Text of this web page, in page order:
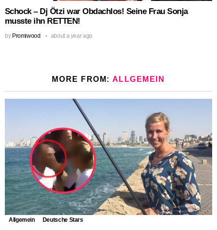
Schock – Dj Ötzi war Obdachlos! Seine Frau Sonja
musste ihn RETTEN!
by Promiwood about a year ago
MORE FROM: ALLGEMEIN
Allgemein Deutsche Stars